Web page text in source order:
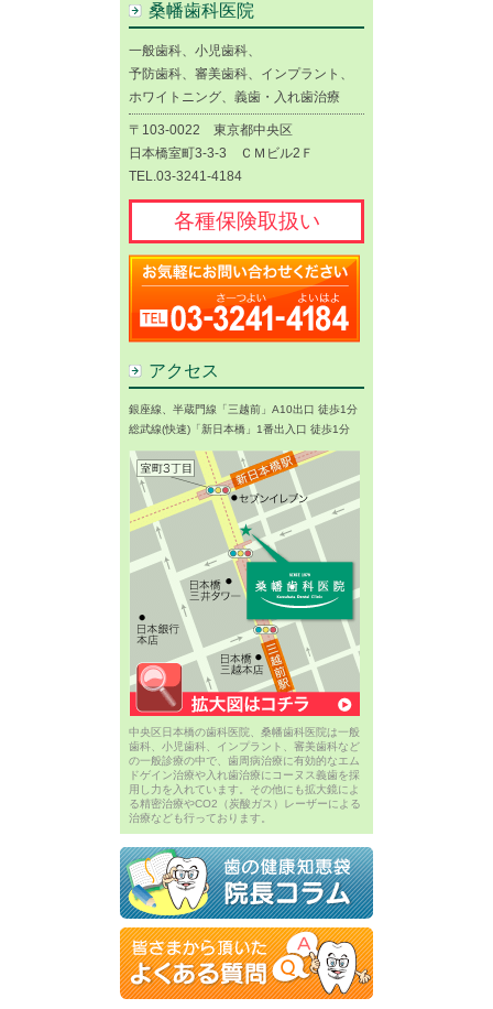
桑幡歯科医院
一般歯科、小児歯科、
予防歯科、審美歯科、インプラント、
ホワイトニング、義歯・入れ歯治療
〒103-0022 東京都中央区
日本橋室町3-3-3 ＣＭビル2Ｆ
TEL.03-3241-4184
各種保険取扱い
アクセス
銀座線、半蔵門線「三越前」A10出口 徒歩1分
総武線(快速)「新日本橋」1番出入口 徒歩1分
中央区日本橋の歯科医院、桑幡歯科医院は一般
歯科、小児歯科、インプラント、審美歯科など
の一般診療の中で、歯周病治療に有効的なエム
ドゲイン治療や入れ歯治療にコーヌス義歯を採
用し力を入れています。その他にも拡大鏡によ
る精密治療やCO2（炭酸ガス）レーザーによる
治療なども行っております。